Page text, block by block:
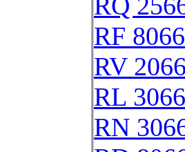
RF
RV
RL
RN